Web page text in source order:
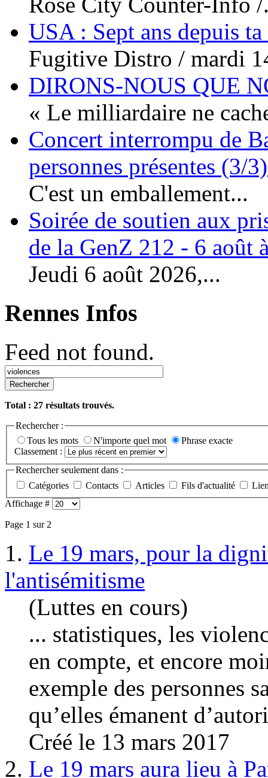
USA : Sept ans depuis
Fugitive Distro / mardi
DIRONS-NOUS QUE
« Le milliardaire ne
Concert interrompu de
personnes présentes (3/
C'est un emballement...
Soirée de soutien aux
de la GenZ 212 - 6 août
Jeudi 6 août 2026,...
Rennes Infos
Feed not found.
Rechercher
Total : 27 résultats trouvés.
Rechercher :
Tous les mots
N'importe quel mot
Phrase exacte
Classement :
Rechercher seulement dans :
Catégories
Contacts Articles Fils d'actualité
Affichage #
Page 1 sur 2
1. Le 19 mars, pour la
l'antisémitisme
(Luttes en cours)
... statistiques, les
en compte, et encore
exemple des personnes
qu’elles émanent
Créé le 13 mars 2017
2. Le 19 mars aura lieu à